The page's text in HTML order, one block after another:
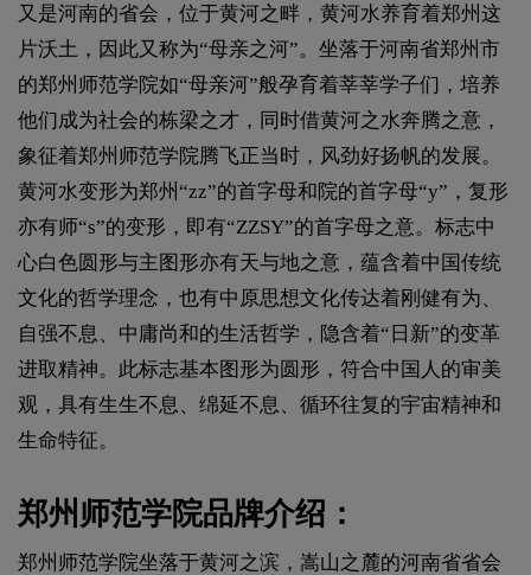
又是河南的省会，位于黄河之畔，黄河水养育着郑州这
片沃土，因此又称为“母亲之河”。坐落于河南省郑州市
的郑州师范学院如“母亲河”般孕育着莘莘学子们，培养
他们成为社会的栋梁之才，同时借黄河之水奔腾之意，
象征着郑州师范学院腾飞正当时，风劲好扬帆的发展。
黄河水变形为郑州“zz”的首字母和院的首字母“y”，复形
亦有师“s”的变形，即有“ZZSY”的首字母之意。标志中
心白色圆形与主图形亦有天与地之意，蕴含着中国传统
文化的哲学理念，也有中原思想文化传达着刚健有为、
自强不息、中庸尚和的生活哲学，隐含着“日新”的变革
进取精神。此标志基本图形为圆形，符合中国人的审美
观，具有生生不息、绵延不息、循环往复的宇宙精神和
生命特征。
郑州师范学院品牌介绍：
郑州师范学院坐落于黄河之滨，嵩山之麓的河南省省会